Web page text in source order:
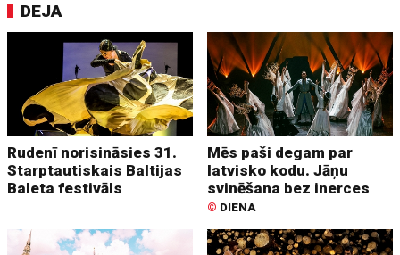
DEJA
Rudenī norisināsies 31.
Starptautiskais Baltijas
Baleta festivāls
Mēs paši degam par
latvisko kodu. Jāņu
svinēšana bez inerces
© DIENA